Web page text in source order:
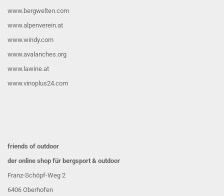
www.bergwelten.com
www.alpenverein.at
www.windy.com
www.avalanches.org
www.lawine.at
www.vinoplus24.com
friends of outdoor
der online shop für bergsport & outdoor
Franz-Schöpf-Weg 2
6406 Oberhofen